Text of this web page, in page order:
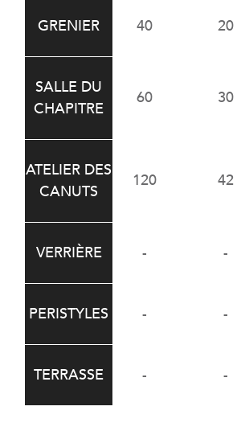
GRENIER 40 20
SALLE DU
CHAPITRE
60 30
ATELIER DES
CANUTS
120 42
VERRIÈRE - -
PERISTYLES - -
TERRASSE - -